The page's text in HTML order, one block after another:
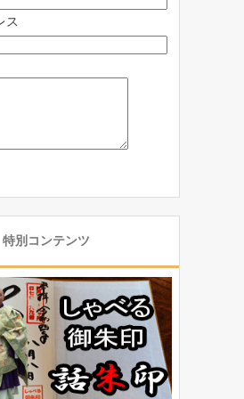
ス
特別コンテンツ